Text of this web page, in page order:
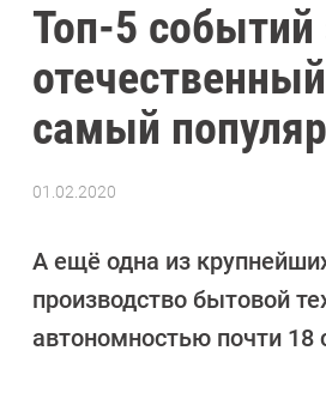
Топ-5 событий
самый
01.02.2020
Кошик
А ещё одна из
производство бытовой
автономностью почти 18